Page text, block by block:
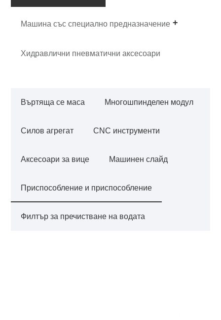
Машина със специално предназначение
Хидравлични пневматични аксесоари
Въртяща се маса Многошпинделен модул
Силов агрегат CNC инструменти
Аксесоари за вице Машинен слайд
Приспособление и приспособление
Филтър за пречистване на водата